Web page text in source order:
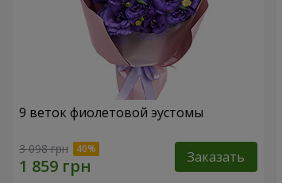
9 веток фиолетовой эустомы
3 098 грн Заказать